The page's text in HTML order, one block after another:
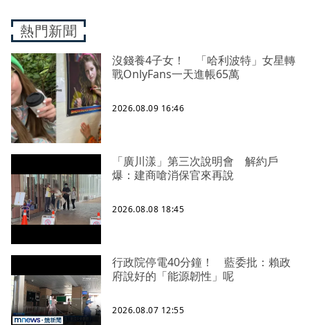
熱門新聞
沒錢養4子女！ 「哈利波特」女星轉
戰OnlyFans一天進帳65萬
2026.08.09 16:46
「廣川漾」第三次說明會 解約戶
爆：建商嗆消保官來再說
2026.08.08 18:45
行政院停電40分鐘！ 藍委批：賴政
府說好的「能源韌性」呢
2026.08.07 12:55